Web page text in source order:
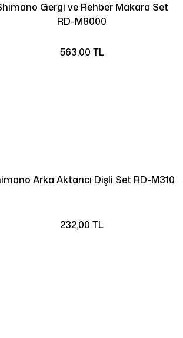
Gergi ve Rehber Makara Set
RD-M8000
563,00 TL
Arka Aktarıcı Dişli Set RD-M310
232,00 TL